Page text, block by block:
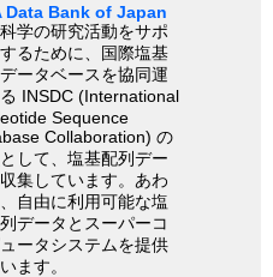
Data Bank of Japan
学の研究活動をサポ
るために、国際塩基
ータベースを協同運
INSDC (International
Sequence
Collaboration) の
して、塩基配列デー
集しています。あわ
自由に利用可能な塩
データとスーパーコ
ータシステムを提供
ます。